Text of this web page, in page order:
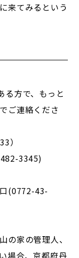
来てみるという
る方で、もっと
ご連絡くださ
）
3345)
(0772-43-
の家の管理人、
場合、京都府丹